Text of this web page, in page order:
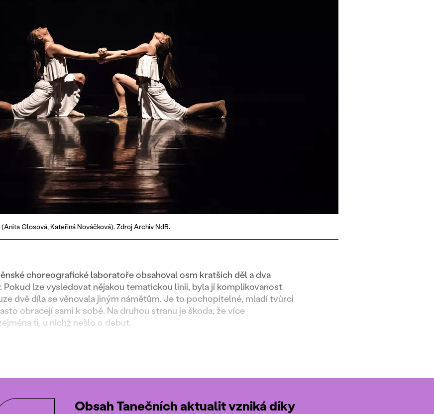
Glosová, Kateřiná Nováčková). Zdroj Archiv NdB.
choreografické laboratoře obsahoval osm kratších děl a dva
Pokud lze vysledovat nějakou tematickou linii, byla jí komplikovanost
dvě díla se věnovala jiným námětům. Je to pochopitelné, mladí tvůrci
obracejí sami k sobě. Na druhou stranu je škoda, že více
ti, u nichž nešlo o debut.
Obsah Tanečních aktualit vzniká díky